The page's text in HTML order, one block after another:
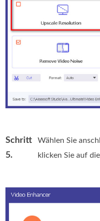
Schritt
5.
Wählen Sie
klicken Sie auf